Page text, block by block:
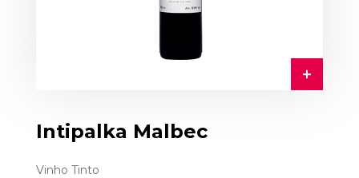
Intipalka Malbec
Vinho Tinto